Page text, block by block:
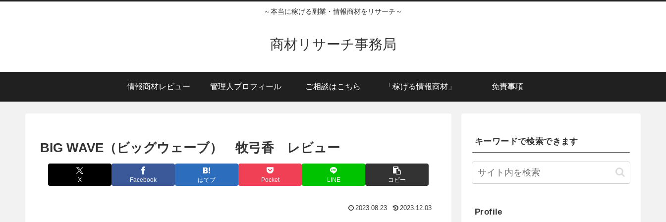
～本当に稼げる副業・情報商材をリサーチ～
商材リサーチ事務局
情報商材レビュー 管理人プロフィール ご相談はこちら 「稼げる情報商材」 免責事項
BIG WAVE（ビッグウェーブ） 牧弓香 レビュー
X Facebook はてブ Pocket LINE コピー
2023.08.23 2023.12.03
キーワードで検索できます
Profile